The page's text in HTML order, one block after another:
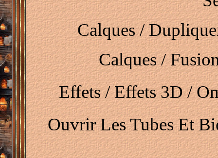
Calques /
Calques /
Effets / Effets 3D /
Ouvrir Les Tubes Et